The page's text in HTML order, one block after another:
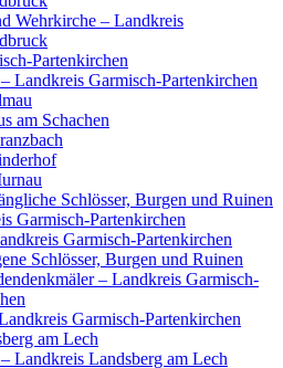
Wehrkirche – Landkreis
Partenkirchen
Landkreis Garmisch-Partenkirchen
am Schachen
Schlösser, Burgen und Ruinen
Garmisch-Partenkirchen
Garmisch-Partenkirchen
Schlösser, Burgen und Ruinen
– Landkreis Garmisch-
Garmisch-Partenkirchen
am Lech
Landkreis Landsberg am Lech